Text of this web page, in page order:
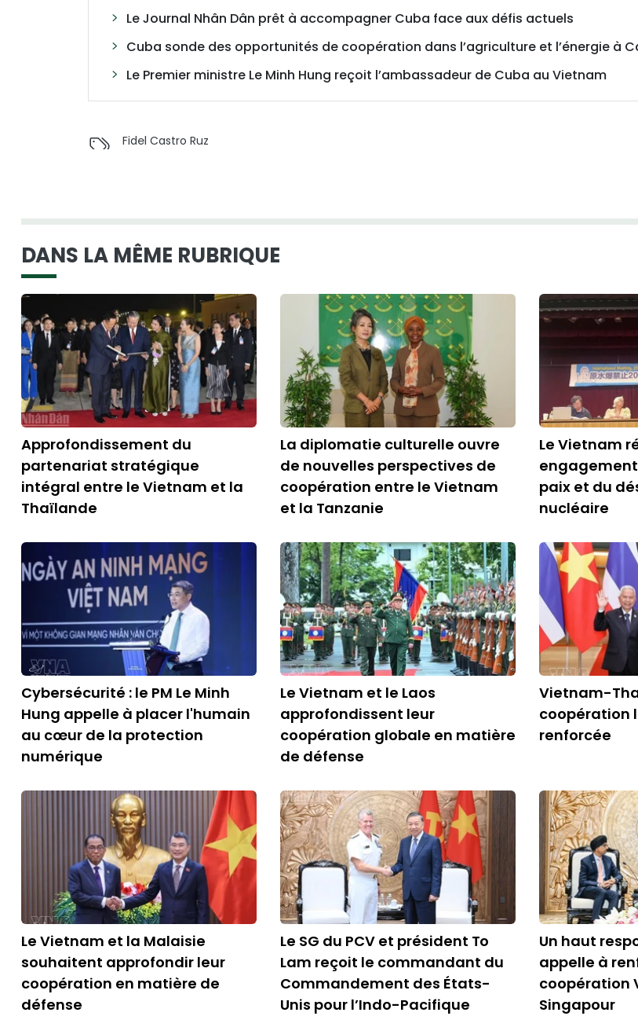
Le Journal Nhân Dân prêt à accompagner Cuba face aux défis actuels
Cuba sonde des opportunités de coopération dans l’agriculture et l’énergie à
Le Premier ministre Le Minh Hung reçoit l’ambassadeur de Cuba au Vietnam
Fidel Castro Ruz
DANS LA MÊME RUBRIQUE
Approfondissement du
partenariat stratégique
intégral entre le Vietnam et la
Thaïlande
La diplomatie culturelle ouvre
de nouvelles perspectives de
coopération entre le Vietnam
et la Tanzanie
Le Vietnam
paix et du
nucléaire
Cybersécurité : le PM Le Minh
Hung appelle à placer l'humain
au cœur de la protection
numérique
Le Vietnam et le Laos
approfondissent leur
coopération globale en matière
de défense
Vietnam-
coopération
renforcée
Le Vietnam et la Malaisie
souhaitent approfondir leur
coopération en matière de
défense
Le SG du PCV et président To
Lam reçoit le commandant du
Commandement des États-
Unis pour l’Indo-Pacifique
Un haut
appelle à
coopération
Singapour